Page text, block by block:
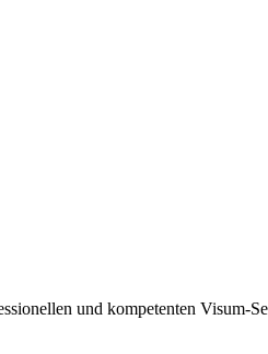
und kompetenten Visum-